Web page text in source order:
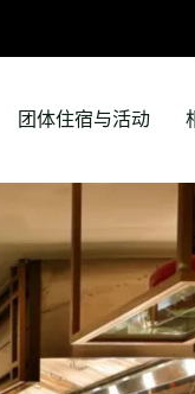
团体住宿与活动